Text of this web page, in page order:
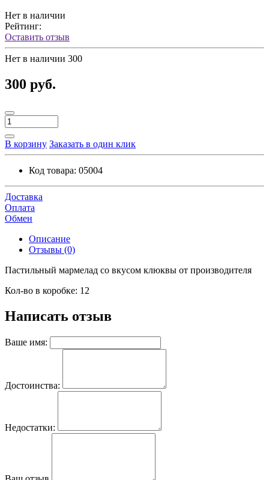
Нет в наличии
Рейтинг:
Оставить отзыв
Нет в наличии 300
300 руб.
В корзину Заказать в один клик
Код товара: 05004
Доставка
Оплата
Обмен
Описание
Отзывы (0)
Пастильный мармелад со вкусом клюквы от производителя
Кол-во в коробке: 12
Написать отзыв
Ваше имя:
Достоинства:
Недостатки: